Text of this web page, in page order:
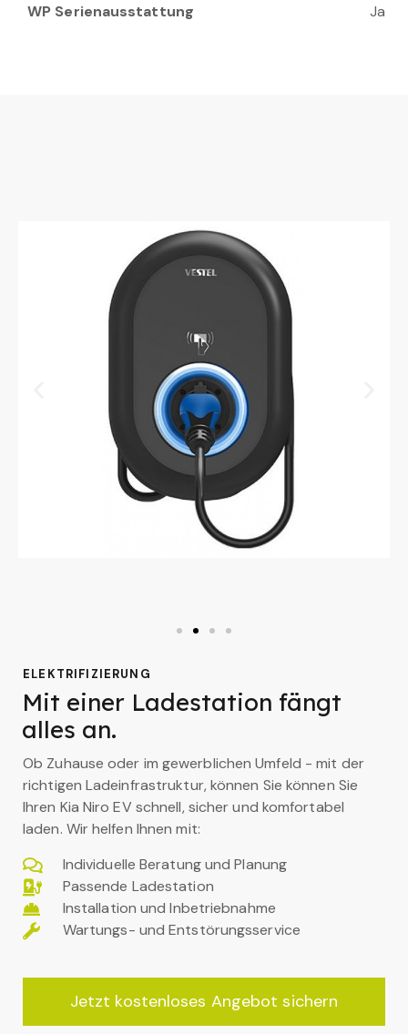
WP Serienausstattung
Ja
ELEKTRIFIZIERUNG
Mit einer Ladestation fängt
alles an.
Ob Zuhause oder im gewerblichen Umfeld - mit der
richtigen Ladeinfrastruktur, können Sie können Sie
Ihren Kia Niro EV schnell, sicher und komfortabel
laden. Wir helfen Ihnen mit:
Individuelle Beratung und Planung
Passende Ladestation
Installation und Inbetriebnahme
Wartungs- und Entstörungsservice
Jetzt kostenloses Angebot sichern